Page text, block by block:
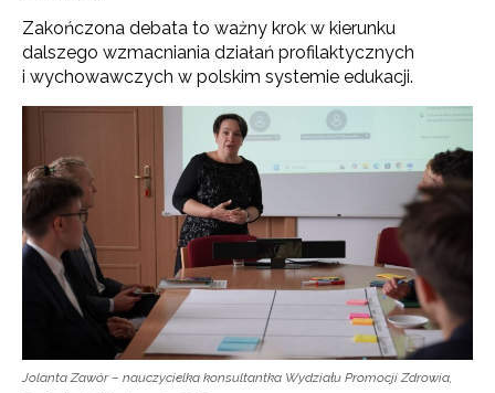
Zakończona debata to ważny krok w kierunku
dalszego wzmacniania działań profilaktycznych
i wychowawczych w polskim systemie edukacji.
Jolanta Zawór – nauczycielka konsultantka Wydziału Promocji Zdrowia,